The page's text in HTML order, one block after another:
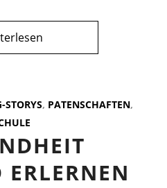
STORYS, PATENSCHAFTEN,
ERLERNEN